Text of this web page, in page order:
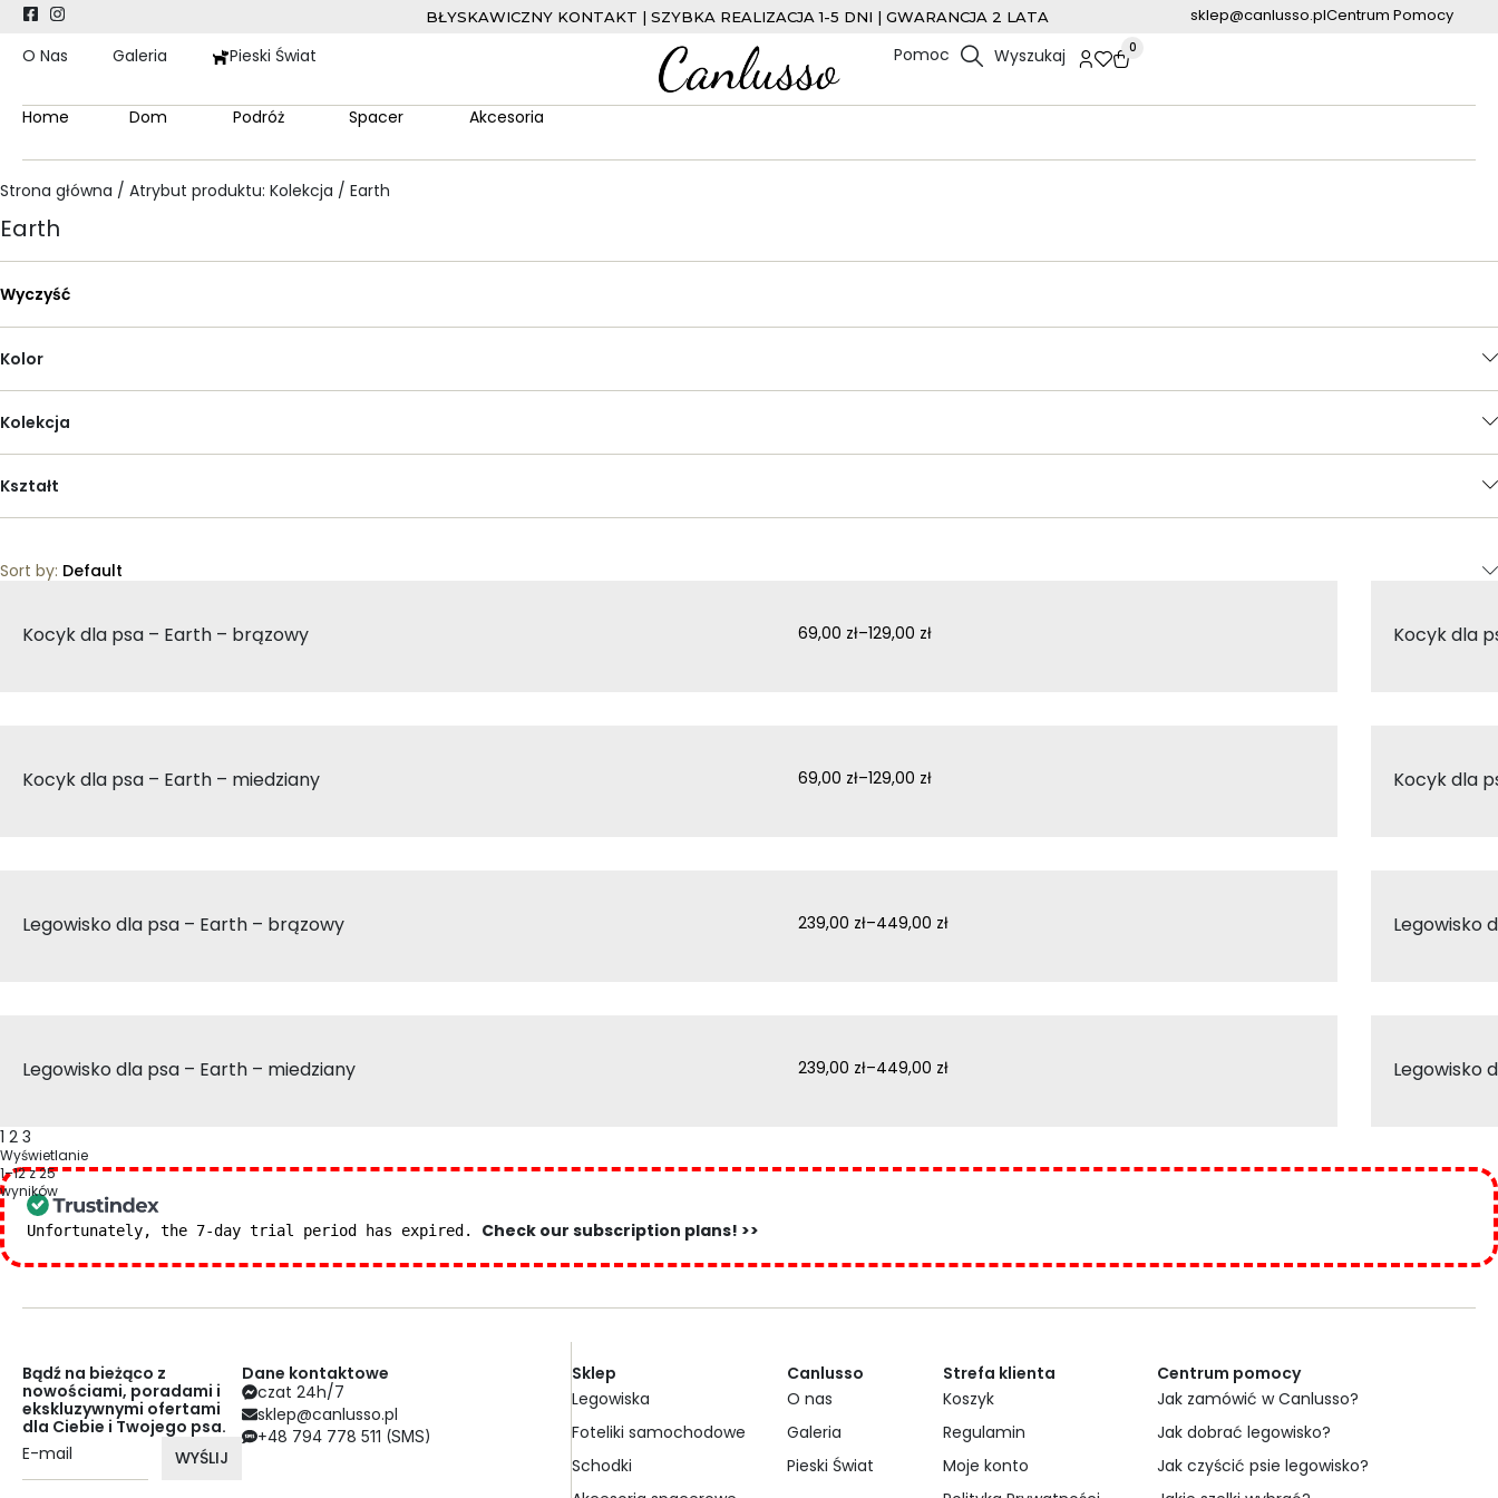
BŁYSKAWICZNY KONTAKT | SZYBKA REALIZACJA 1-5 DNI | GWARANCJA 2 LATA sklep@canlusso.plCentrum Pomocy
O Nas Galeria Pieski Świat Pomoc Wyszukaj 0
Home Dom Podróż Spacer Akcesoria
Strona główna / Atrybut produktu: Kolekcja / Earth
Earth
Wyczyść
Kolor
Kolekcja
Kształt
Sort by: Default
Kocyk dla psa – Earth – brązowy 69,00 zł–129,00 zł Kocyk dla
Kocyk dla psa – Earth – miedziany 69,00 zł–129,00 zł Kocyk dla
Legowisko dla psa – Earth – brązowy 239,00 zł–449,00 zł Legowisko
Legowisko dla psa – Earth – miedziany 239,00 zł–449,00 zł Legowisko
1 2 3
Wyświetlanie
1–12 z 25
wyników
Unfortunately, the 7-day trial period has expired. Check our subscription plans! >>
Bądź na bieżąco z
nowościami, poradami i
ekskluzywnymi ofertami
dla Ciebie i Twojego psa.
WYŚLIJ
Dane kontaktowe
czat 24h/7
sklep@canlusso.pl
+48 794 778 511 (SMS)
Sklep
Legowiska
Foteliki samochodowe
Schodki
Canlusso
O nas
Galeria
Pieski Świat
Strefa klienta
Koszyk
Regulamin
Moje konto
Centrum pomocy
Jak zamówić w Canlusso?
Jak dobrać legowisko?
Jak czyścić psie legowisko?